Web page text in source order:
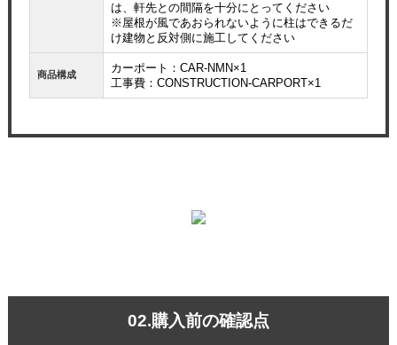
は、軒先との間隔を十分にとってください
※屋根が風であおられないように柱はできるだ
け建物と反対側に施工してください
商品構成
カーポート：CAR-NMN×1
工事費：CONSTRUCTION-CARPORT×1
02.購入前の確認点